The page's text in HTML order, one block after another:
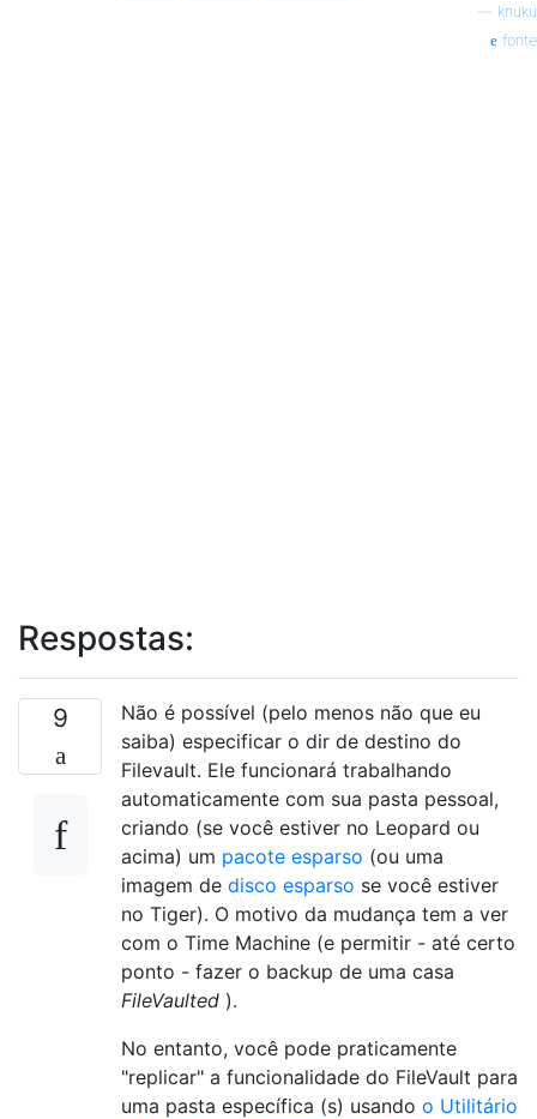
knuku
fonte
Respostas:
9
Não é possível (pelo menos não que eu
saiba) especificar o dir de destino do
Filevault. Ele funcionará trabalhando
automaticamente com sua pasta pessoal,
criando (se você estiver no Leopard ou
acima) um pacote esparso (ou uma
imagem de disco esparso se você estiver
no Tiger). O motivo da mudança tem a ver
com o Time Machine (e permitir - até certo
ponto - fazer o backup de uma casa
FileVaulted ).
No entanto, você pode praticamente
"replicar" a funcionalidade do FileVault para
uma pasta específica (s) usando o Utilitário